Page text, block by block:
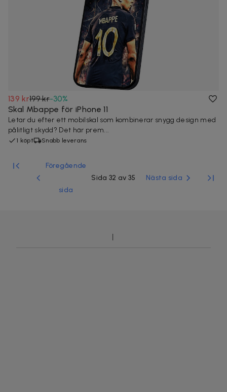
139 kr199 kr-30%
Skal Mbappe för iPhone 11
Letar du efter ett mobilskal som kombinerar snygg design med
pålitligt skydd? Det här prem...
1 köpt Snabb leverans
Föregående
sida
Sida 32 av 35 Nästa sida